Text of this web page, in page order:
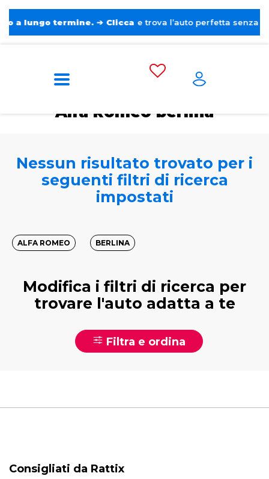
termine. ➔ Clicca e trova l’auto perfetta senza
Home
Alfa Romeo berlina
Nessun risultato trovato per i
seguenti filtri di ricerca
impostati
ALFA ROMEO BERLINA
Modifica i filtri di ricerca per
trovare l'auto adatta a te
Filtra e ordina
Consigliati da Rattix